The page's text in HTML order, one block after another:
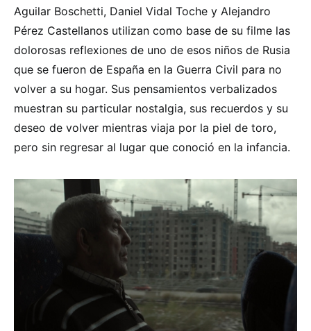
Aguilar Boschetti, Daniel Vidal Toche y Alejandro
Pérez Castellanos utilizan como base de su filme las
dolorosas reflexiones de uno de esos niños de Rusia
que se fueron de España en la Guerra Civil para no
volver a su hogar. Sus pensamientos verbalizados
muestran su particular nostalgia, sus recuerdos y su
deseo de volver mientras viaja por la piel de toro,
pero sin regresar al lugar que conoció en la infancia.